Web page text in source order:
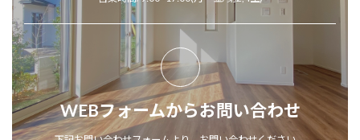
WEBフォームからお問い合わせ